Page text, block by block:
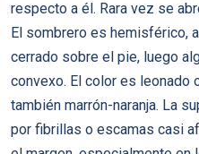
respecto a él. Rara vez se
El sombrero es hemisférico,
cerrado sobre el pie, luego
convexo. El color es leonado
también marrón-naranja. La
por fibrillas o escamas casi